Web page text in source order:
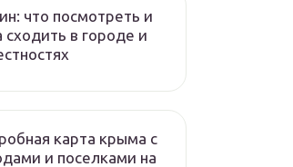
что посмотреть и
сходить в городе и
карта крыма с
и поселками на